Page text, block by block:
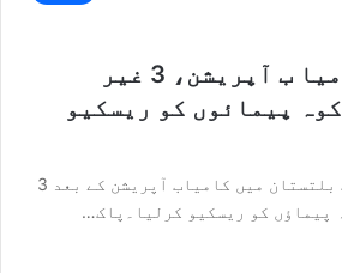
پاک آرمی کا کامیا ب آپریشن، 3 غیر
ملکیوں سمیت 7 کوہ پیمائوں کو ریسکیو
پاکستان آرمی نے گلگت بلتستان میں کامیاب آپریشن کے بعد 3